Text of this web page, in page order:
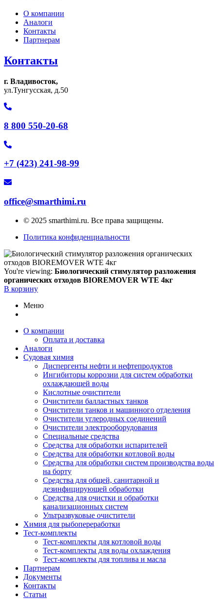
О компании
Аналоги
Контакты
Партнерам
Контакты
г. Владивосток,
ул.Тунгусская, д.50
8 800 550-20-68
+7 (423) 241-98-99
office@smarthimi.ru
© 2025 smarthimi.ru. Все права защищены.
Политика конфиденциальности
You're viewing: Биологический стимулятор разложения
органических отходов BIOREMOVER WTE 4кг
В корзину
Меню
О компании
Оплата и доставка
Аналоги
Судовая химия
Диспергенты нефти и нефтепродуктов
Ингибиторы коррозии для систем обработки
охлаждающей воды
Кислотные очистители
Очистители балластных танков
Очистители танков и машинного отделения
Очистители углеродных соединений
Очистители электрооборудования
Специальные средства
Средства для обработки испарителей
Средства для обработки котловой воды
Средства для обработки систем производства воды
на борту
Средства для общей, санитарной и
дезинфицирующей обработки
Средства для очистки и обработки
канализационных систем
Ультразвуковые очистители
Химия для рыбопереработки
Тест-комплекты
Тест-комплекты для котловой воды
Тест-комплекты для воды охлаждения
Тест-комплекты для топлива и масла
Партнерам
Документы
Контакты
Статьи